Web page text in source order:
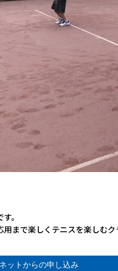
。
まで楽しくテニスを楽しむク